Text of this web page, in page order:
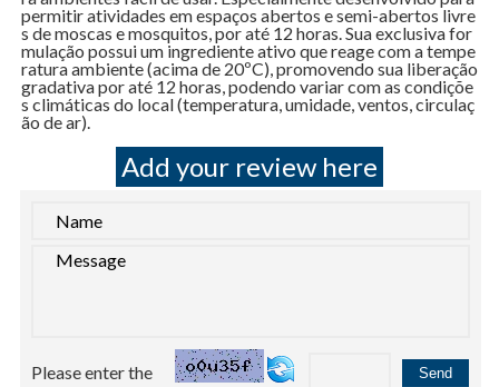
permitir atividades em espaços abertos e semi-abertos livre
s de moscas e mosquitos, por até 12 horas. Sua exclusiva for
mulação possui um ingrediente ativo que reage com a tempe
ratura ambiente (acima de 20ºC), promovendo sua liberação
gradativa por até 12 horas, podendo variar com as condiçõe
s climáticas do local (temperatura, umidade, ventos, circulaç
ão de ar).
Add your review here
Please enter the